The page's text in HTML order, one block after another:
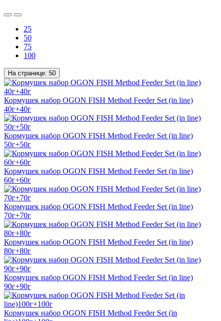
25
50
75
100
На странице: 50
Кормушек набор OGON FISH Method Feeder Set (in line)
40г+40г
Кормушек набор OGON FISH Method Feeder Set (in line)
50г+50г
Кормушек набор OGON FISH Method Feeder Set (in line)
60г+60г
Кормушек набор OGON FISH Method Feeder Set (in line)
70г+70г
Кормушек набор OGON FISH Method Feeder Set (in line)
80г+80г
Кормушек набор OGON FISH Method Feeder Set (in line)
90г+90г
Кормушек набор OGON FISH Method Feeder Set (in